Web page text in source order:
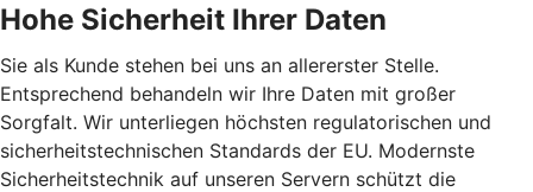
Hohe Sicherheit Ihrer Daten
Sie als Kunde stehen bei uns an allererster Stelle.
Entsprechend behandeln wir Ihre Daten mit großer
Sorgfalt. Wir unterliegen höchsten regulatorischen und
sicherheitstechnischen Standards der EU. Modernste
Sicherheitstechnik auf unseren Servern schützt die